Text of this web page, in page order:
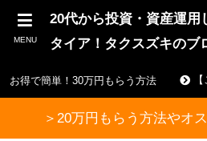
MENU
20代から投資・資産運用
タイア！タクスズキのブ
お得で簡単！30万円もらう方法
＞20万円もらう方法やオ